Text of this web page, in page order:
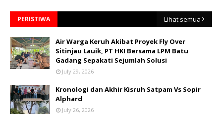
PERISTIWA Lihat semua
Air Warga Keruh Akibat Proyek Fly Over
Sitinjau Lauik, PT HKI Bersama LPM Batu
Gadang Sepakati Sejumlah Solusi
July 29, 2026
Kronologi dan Akhir Kisruh Satpam Vs Sopir
Alphard
July 26, 2026